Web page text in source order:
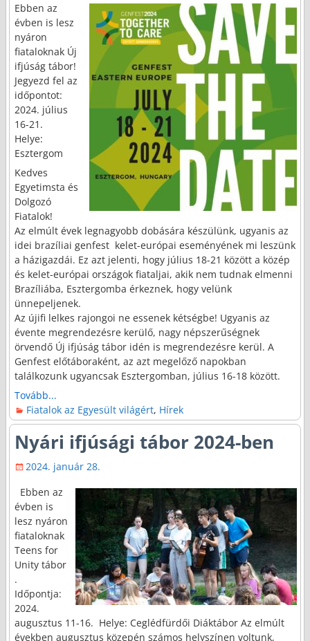
Ebben az
évben is lesz
nyáron
fiataloknak Új
ifjúság tábor!
Jegyezd fel az
időpontot:
2024. július
16-21.
Helye:
Esztergom
Kedves
Egyetimsta és
Dolgozó
Fiatalok!
Az elmúlt évek legnagyobb dobására készülünk, ugyanis az
idei brazíliai genfest kelet-európai eseményének mi leszünk
a házigazdái. Ez azt jelenti, hogy július 18-21 között a közép
és kelet-európai országok fiataljai, akik nem tudnak elmenni
Brazíliába, Esztergomba érkeznek, hogy velünk
ünnepeljenek.
Az újifi lelkes rajongoi ne essenek kétségbe! Ugyanis az
évente megrendezésre kerülő, nagy népszerűségnek
örvendő Új ifjúság tábor idén is megrendezésre kerül. A
Genfest előtáboraként, az azt megelőző napokban
találkozunk ugyancsak Esztergomban, július 16-18 között.
Tovább...
Fiatalok az Egyesült világért, Hírek
Nyári ifjúsági tábor 2024-ben
2024. január 28.
Ebben az
évben is
lesz nyáron
fiataloknak
Teens for
Unity tábor
.
Időpontja:
2024.
augusztus 11-16. Helye: Ceglédfürdői Diáktábor Az elmúlt
években augusztus közepén számos helyszínen voltunk,